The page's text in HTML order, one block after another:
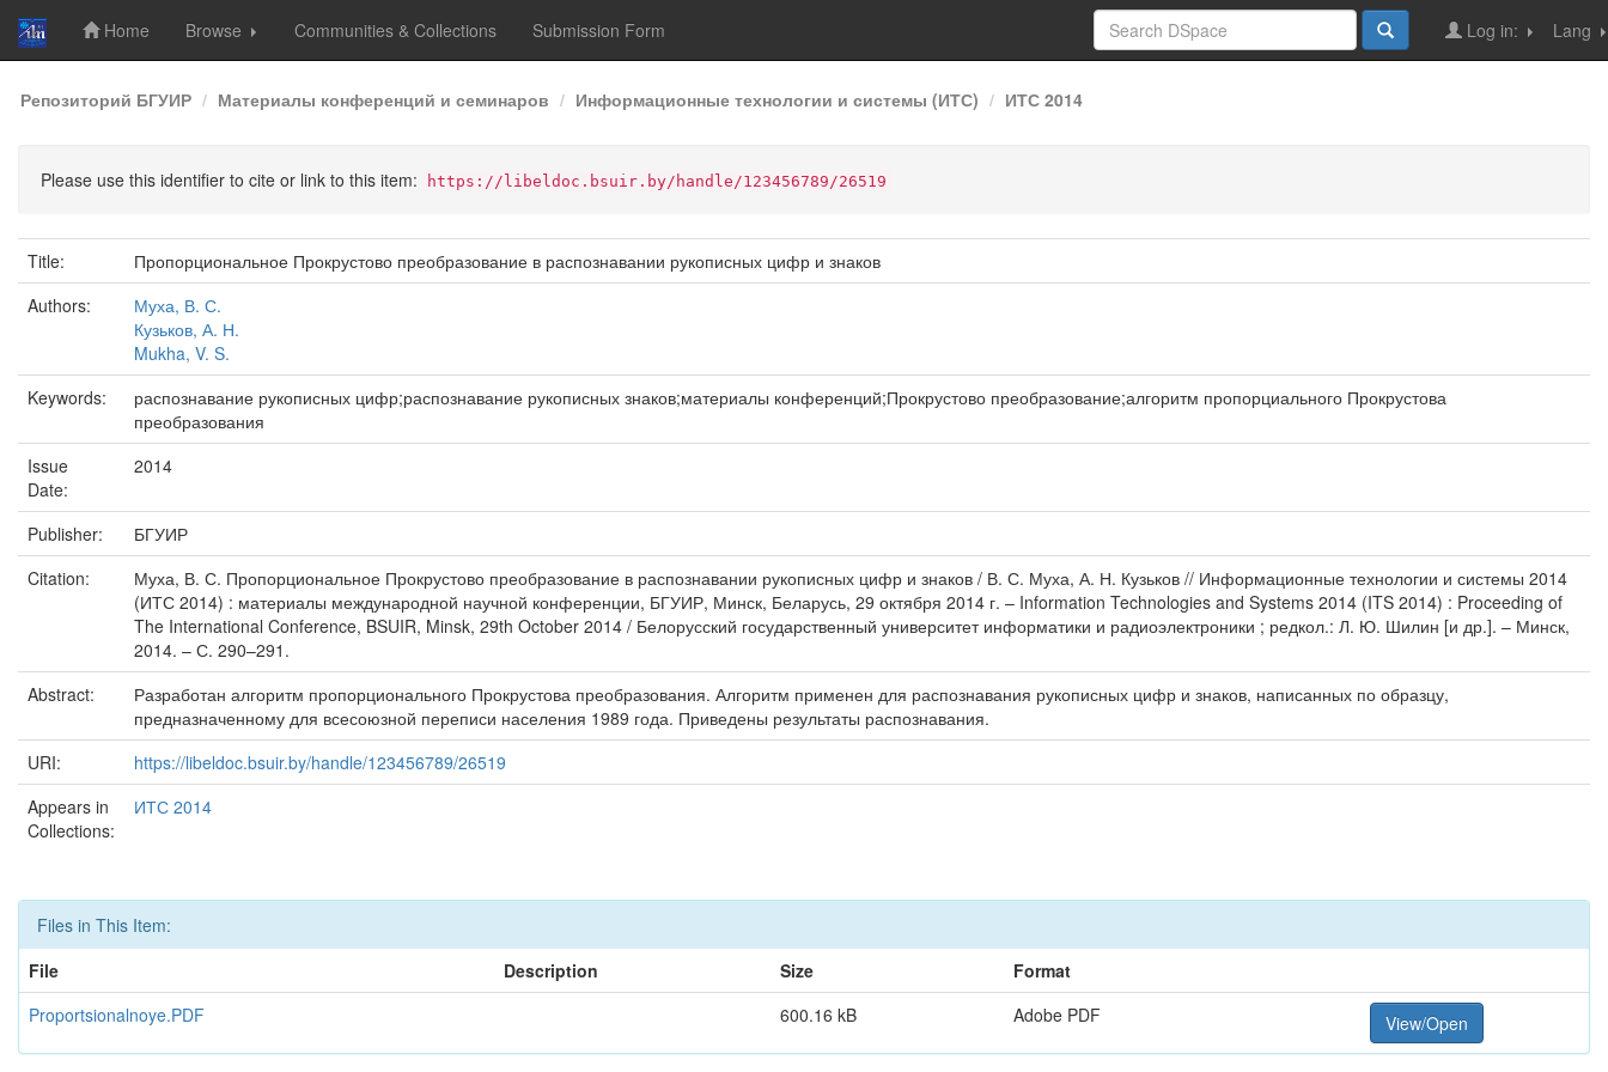
Skip
navigation
Home Browse Communities & Collections Submission Form Lang
Log in:
Репозиторий БГУИР Материалы конференций и семинаров Информационные технологии и системы (ИТС) ИТС 2014
Please use this identifier to cite or link to this item: https://libeldoc.bsuir.by/handle/123456789/26519
Title:
Пропорциональное Прокрустово преобразование в распознавании рукописных цифр и знаков
Authors:
Муха, В. С.
Кузьков, А. Н.
Mukha, V. S.
Keywords:
распознавание рукописных цифр;распознавание рукописных знаков;материалы конференций;Прокрустово преобразование;алгоритм пропорциального Прокрустова
преобразования
Issue
Date:
2014
Publisher:
БГУИР
Citation:
Муха, В. С. Пропорциональное Прокрустово преобразование в распознавании рукописных цифр и знаков / В. С. Муха, А. Н. Кузьков // Информационные технологии и системы 2014
(ИТС 2014) : материалы международной научной конференции, БГУИР, Минск, Беларусь, 29 октября 2014 г. – Information Technologies and Systems 2014 (ITS 2014) : Proceeding of
The International Conference, BSUIR, Minsk, 29th October 2014 / Белорусский государственный университет информатики и радиоэлектроники ; редкол.: Л. Ю. Шилин [и др.]. – Минск,
2014. – С. 290–291.
Abstract:
Разработан алгоритм пропорционального Прокрустова преобразования. Алгоритм применен для распознавания рукописных цифр и знаков, написанных по образцу,
предназначенному для всесоюзной переписи населения 1989 года. Приведены результаты распознавания.
URI:
https://libeldoc.bsuir.by/handle/123456789/26519
Appears in
Collections:
ИТС 2014
Files in This Item:
File
Description Size
Format
Proportsionalnoye.PDF
600.16 kB Adobe PDF View/Open